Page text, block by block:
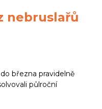
nebruslařů
března pravidelně
půlroční